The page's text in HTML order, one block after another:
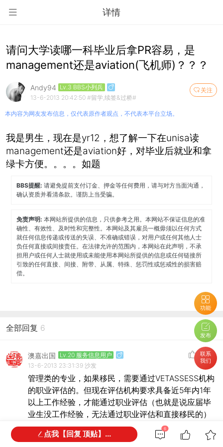
详情
功能
发布
联系
我们
请问大学读哪一科毕业后拿PR容易，是
management还是aviation(飞机师)？？？
关注
Andy94 Lv.3 BBS小列兵
13-6-2013 20:42:50 #留学,续签&过桥#
本内容为网友发布信息，仅代表原作者观点，不代表本平台立场。
我是男生，现在是yr12，想了解一下在unisa读
management还是aviation好，对毕业后就业和拿
绿卡方便。。。。如题
BBS提醒:请避免提前支付订金、押金等任何费用，请与对方当面沟通，
确认资质并看清条款。谨防上当受骗。
免责声明:本网站所提供的信息，只供参考之用。本网站不保证信息的准
确性、有效性、及时性和完整性。本网站及其雇员一概毋须以任何方式
就任何信息传递或传送的失误、不准确或错误，对用户或任何其他人士
负任何直接或间接责任。在法律允许的范围内，本网站在此声明，不承
担用户或任何人士就使用或未能使用本网站所提供的信息或任何链接所
引致的任何直接、间接、附带、从属、特殊、惩罚性或惩戒性的损害赔
偿。
全部回复 6
澳嘉出国
Lv.20 服务信息用户
13-6-2013 23:31:39 沙发
管理类的专业，如果移民，需要通过VETASSESS机构
的职业评估的。但现在评估机构要求具备近5年内1年
以上工作经验，才能通过职业评估（也就是说应届毕
业生没工作经验，无法通过职业评估和直接移民的）
而你提到的飞机师Aviation，6月3号的澳洲新的紧缺
6
点我【回复 顶贴】...